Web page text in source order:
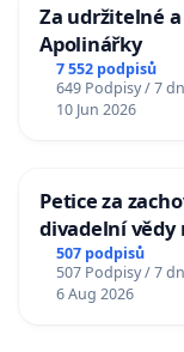
Za udržitelné
Apolinářky
7 552 podpisů
649 Podpisy / 7
10 Jun 2026
Petice za
divadelní vědy
507 podpisů
507 Podpisy / 7
6 Aug 2026